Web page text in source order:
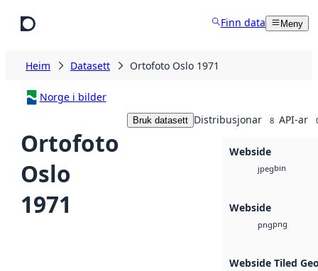
Finn data Meny
Heim Datasett Ortofoto Oslo 1971
Norge i bilder
Ortofoto
Oslo
1971
Bruk datasett Distribusjonar 8 API-ar
Webside
jpegbin
Webside
pngpng
Webside Tiled